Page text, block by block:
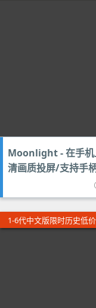
Moonlight - 在手机
清画质投屏/支持手
1-6代中文版限时历史低价